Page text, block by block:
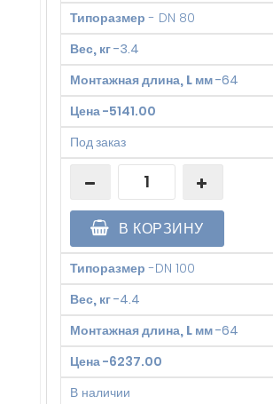
Типоразмер - DN 80
Вес, кг-3.4
Монтажная длина, L мм-64
Цена-5141.00
Под заказ
В КОРЗИНУ
Типоразмер -DN 100
Вес, кг-4.4
Монтажная длина, L мм-64
Цена-6237.00
В наличии